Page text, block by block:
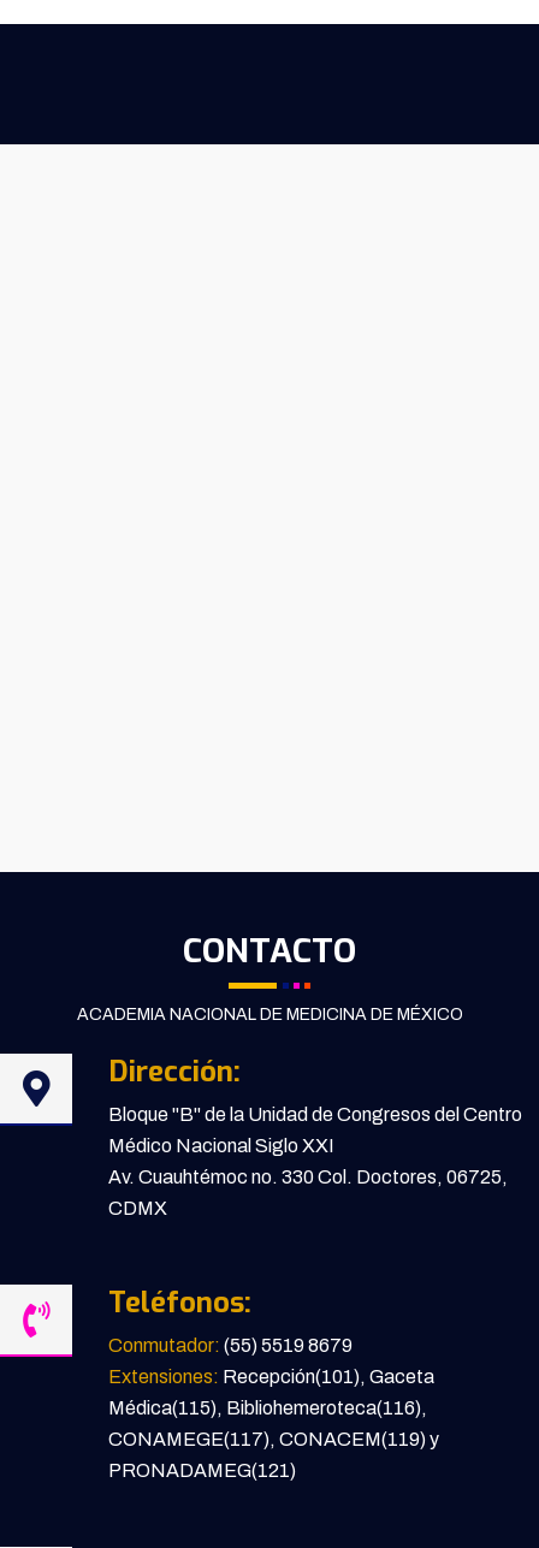
CONTACTO
ACADEMIA NACIONAL DE MEDICINA DE MÉXICO
Dirección:
Bloque "B" de la Unidad de Congresos del Centro
Médico Nacional Siglo XXI
Av. Cuauhtémoc no. 330 Col. Doctores, 06725,
CDMX
Teléfonos:
Conmutador: (55) 5519 8679
Extensiones: Recepción(101), Gaceta
Médica(115), Bibliohemeroteca(116),
CONAMEGE(117), CONACEM(119) y
PRONADAMEG(121)